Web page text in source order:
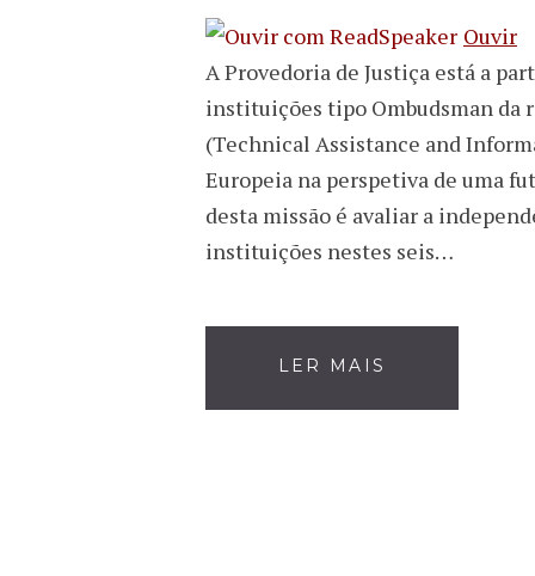
Ouvir
A Provedoria de Justiça está a
instituições tipo Ombudsman da
(Technical Assistance and
Europeia na perspetiva de uma
desta missão é avaliar a
instituições nestes seis…
LER MAIS